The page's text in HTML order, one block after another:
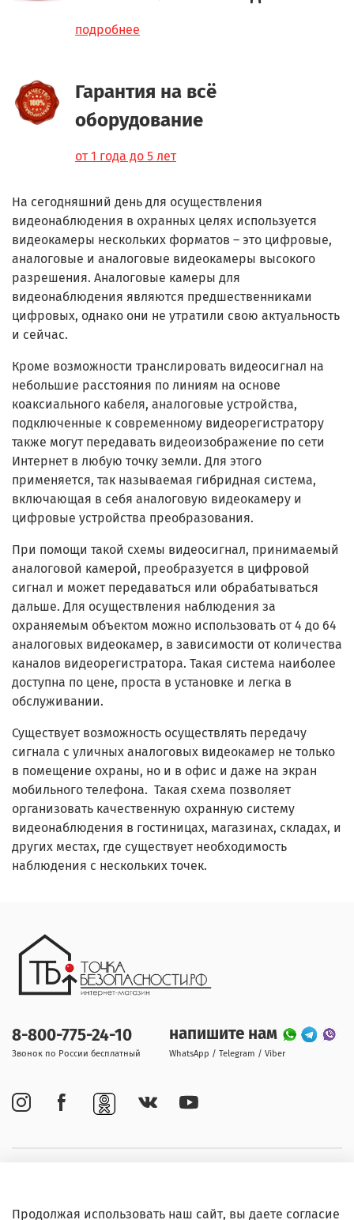
подробнее
Гарантия на всё
оборудование
от 1 года до 5 лет
На сегодняшний день для осуществления
видеонаблюдения в охранных целях используется
видеокамеры нескольких форматов – это цифровые,
аналоговые и аналоговые видеокамеры высокого
разрешения. Аналоговые камеры для
видеонаблюдения являются предшественниками
цифровых, однако они не утратили свою актуальность
и сейчас.
Кроме возможности транслировать видеосигнал на
небольшие расстояния по линиям на основе
коаксиального кабеля, аналоговые устройства,
подключенные к современному видеорегистратору
также могут передавать видеоизображение по сети
Интернет в любую точку земли. Для этого
применяется, так называемая гибридная система,
включающая в себя аналоговую видеокамеру и
цифровые устройства преобразования.
При помощи такой схемы видеосигнал, принимаемый
аналоговой камерой, преобразуется в цифровой
сигнал и может передаваться или обрабатываться
дальше. Для осуществления наблюдения за
охраняемым объектом можно использовать от 4 до 64
аналоговых видеокамер, в зависимости от количества
каналов видеорегистратора. Такая система наиболее
доступна по цене, проста в установке и легка в
обслуживании.
Существует возможность осуществлять передачу
сигнала с уличных аналоговых видеокамер не только
в помещение охраны, но и в офис и даже на экран
мобильного телефона. Такая схема позволяет
организовать качественную охранную систему
видеонаблюдения в гостиницах, магазинах, складах, и
других местах, где существует необходимость
наблюдения с нескольких точек.
Информация
8-800-775-24-10
Звонок по России бесплатный
напишите нам
WhatsApp / Telegram / Viber
Продолжая использовать наш сайт, вы даете согласие